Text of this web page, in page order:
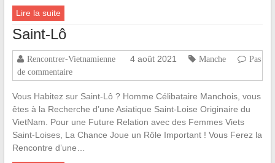
Lire la suite
Saint-Lô
Rencontrer-Vietnamienne 4 août 2021 Manche
Pas
de commentaire
Vous Habitez sur Saint-Lô ? Homme Célibataire Manchois, vous
êtes à la Recherche d’une Asiatique Saint-Loise Originaire du
VietNam. Pour une Future Relation avec des Femmes Viets
Saint-Loises, La Chance Joue un Rôle Important ! Vous Ferez la
Rencontre d’une…